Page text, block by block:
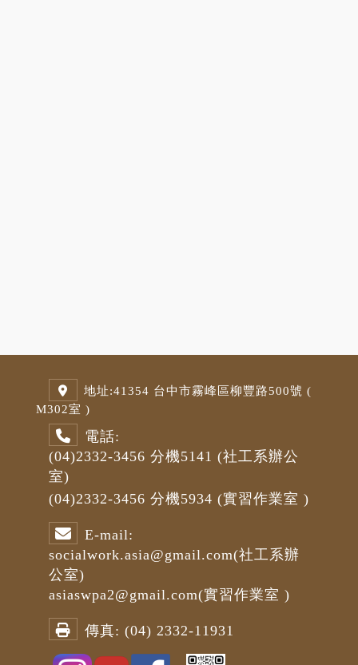
地址:41354 台中市霧峰區柳豐路500號 (
M302室 )
電話:
(04)2332-3456 分機5141 (社工系辦公
室)
(04)2332-3456 分機5934 (實習作業室 )
E-mail:
socialwork.asia@gmail.com(社工系辦
公室)
asiaswpa2@gmail.com(實習作業室 )
傳真: (04) 2332-11931